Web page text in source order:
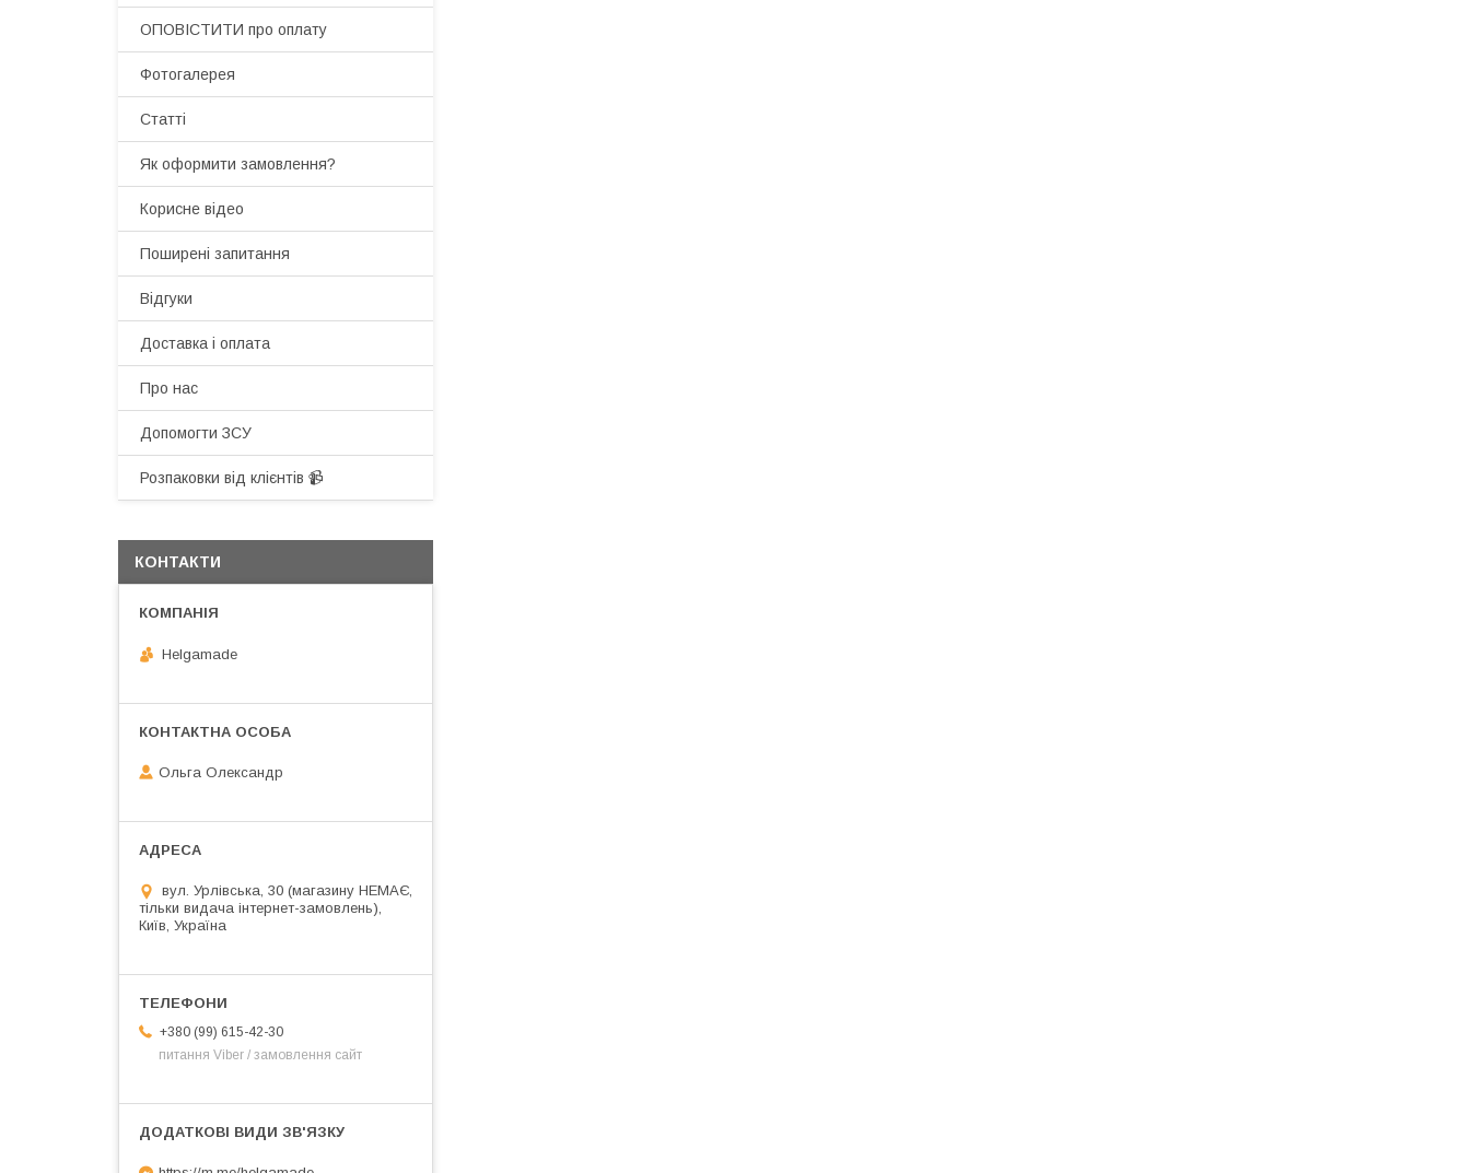
ОПОВІСТИТИ про оплату
Фотогалерея
Статті
Як оформити замовлення?
Корисне відео
Поширені запитання
Відгуки
Доставка і оплата
Про нас
Допомогти ЗСУ
Розпаковки від клієнтів 📹
КОНТАКТИ
Helgamade
Ольга Олександр
вул. Урлівська, 30 (магазину НЕМАЄ,
тільки видача інтернет-замовлень),
Київ, Україна
+380 (99) 615-42-30
питання Viber / замовлення сайт